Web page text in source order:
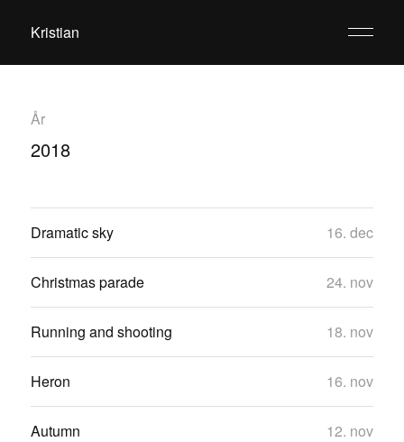
Kristian
År
2018
Dramatic sky 16. dec
Christmas parade 24. nov
Running and shooting 18. nov
Heron 16. nov
Autumn 12. nov